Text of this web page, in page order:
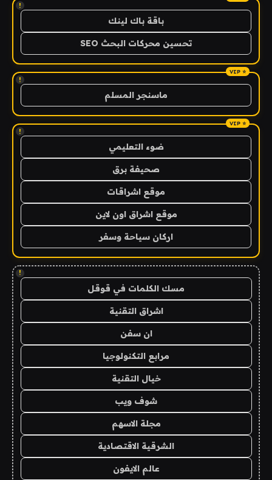
!
باقة باك لينك
تحسين محركات البحث SEO
!
ماسنجر المسلم
!
ضوء التعليمي
صحيفة برق
موقع اشراقات
موقع اشراق اون لاين
اركان سياحة وسفر
!
مسك الكلمات في قوقل
اشراق التقنية
ان سفن
مرابع التكنولوجيا
خيال التقنية
شوف ويب
مجلة الاسهم
الشرقية الاقتصادية
عالم الايفون